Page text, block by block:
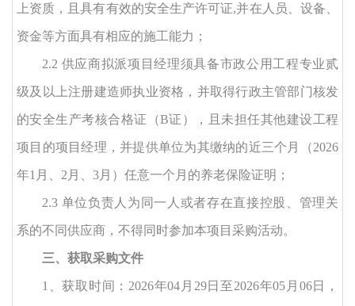
上资质，且具有有效的安全生产许可证,并在人员、设备、
资金等方面具有相应的施工能力；
2.2 供应商拟派项目经理须具备市政公用工程专业贰
级及以上注册建造师执业资格，并取得行政主管部门核发
的安全生产考核合格证（B证），且未担任其他建设工程
项目的项目经理，并提供单位为其缴纳的近三个月（2026
年1月、2月、3月）任意一个月的养老保险证明；
2.3 单位负责人为同一人或者存在直接控股、管理关
系的不同供应商，不得同时参加本项目采购活动。
三、获取采购文件
1、获取时间： 2026年04月29日至2026年05月06日，